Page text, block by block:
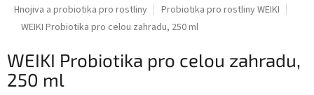
Hnojiva a probiotika pro rostliny
Probiotika pro rostliny WEIKI
WEIKI Probiotika pro celou zahradu, 250 ml
WEIKI Probiotika pro celou zahradu,
250 ml